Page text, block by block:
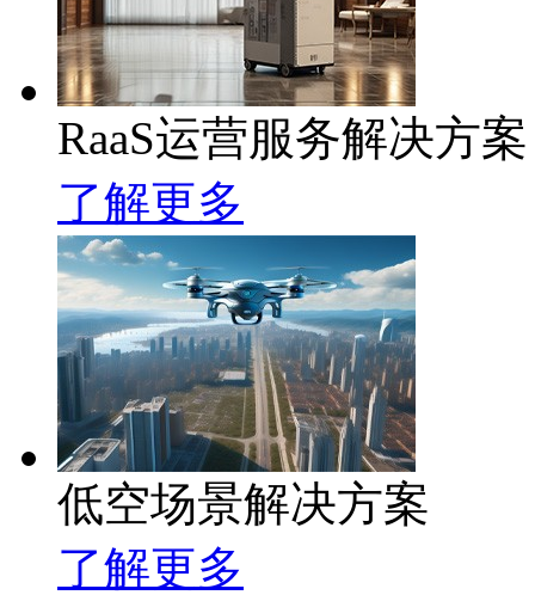
RaaS运营服务解决方案
了解更多
低空场景解决方案
了解更多